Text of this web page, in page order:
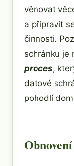
věnovat
a připravit
činnosti.
schránku je
proces,
datové
pohodlí